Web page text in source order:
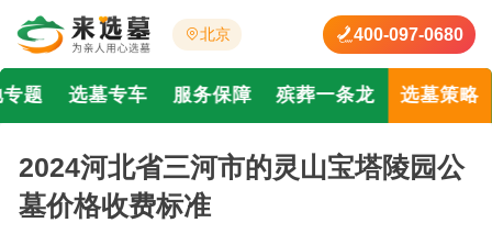
北京 400-097-0680
题 选墓专车 服务保障 殡葬一条龙 选墓策略
2024河北省三河市的灵山宝塔陵园公
墓价格收费标准